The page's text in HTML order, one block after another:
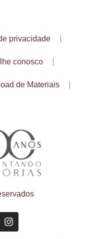
privacidade
conosco
de Materiais